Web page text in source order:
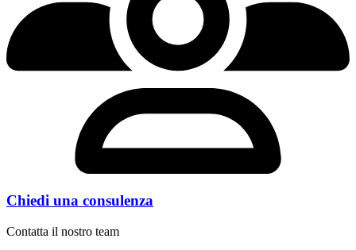
Chiedi una consulenza
Contatta il nostro team